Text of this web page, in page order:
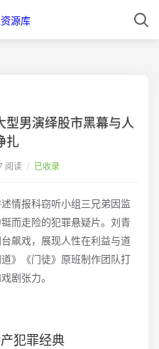
型男演绎股市黑幕与人
扎
阅读 / 已收录
情报科窃听小组三兄弟因监
而走险的犯罪悬疑片。刘青
飙戏，展现人性在利益与道
》《门徒》原班制作团队打
剧张力。
犯罪经典